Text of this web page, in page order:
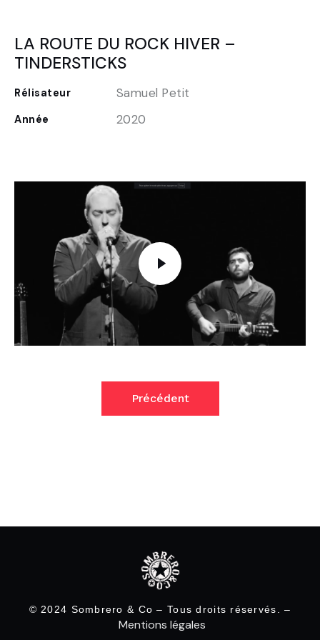
EN
LA ROUTE DU ROCK HIVER –
TINDERSTICKS
Rélisateur Samuel Petit
Année 2020
Précédent
© 2024 Sombrero & Co – Tous droits réservés. –
Mentions légales